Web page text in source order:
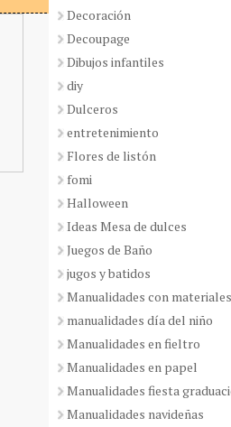
Decoración
Decoupage
Dibujos infantiles
diy
Dulceros
entretenimiento
Flores de listón
fomi
Halloween
Ideas Mesa de dulces
Juegos de Baño
jugos y batidos
Manualidades con
manualidades día del niño
Manualidades en fieltro
Manualidades en papel
Manualidades fiesta
Manualidades navideñas